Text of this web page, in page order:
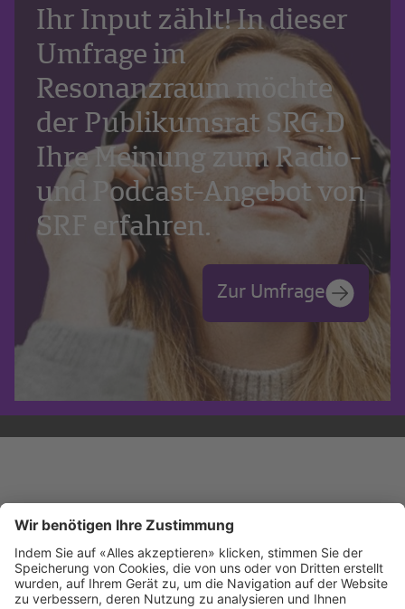
Ihr Input zählt! In dieser
Umfrage im
Resonanzraum möchte
der Publikumsrat SRG.D
Ihre Meinung zum Radio-
und Podcast-Angebot von
SRF erfahren.
Zur Umfrage
Kontakt